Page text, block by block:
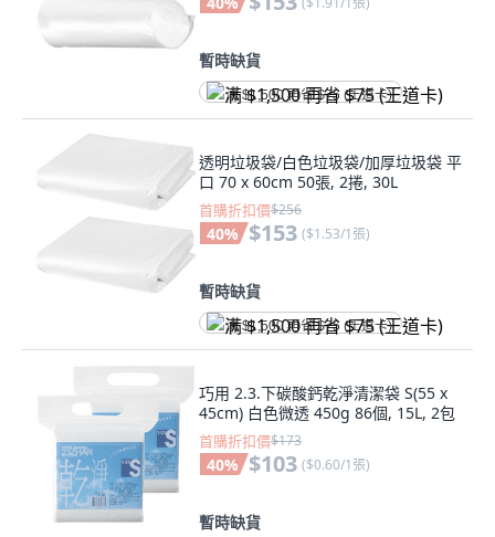
暫時缺貨
满 $1,500 再省 $75 (王道卡)
透明垃圾袋/白色垃圾袋/加厚垃圾袋 平
口 70 x 60cm 50張, 2捲, 30L
首購折扣價$256
40% $153 ($1.53/1張)
暫時缺貨
满 $1,500 再省 $75 (王道卡)
巧用 2.3.下碳酸鈣乾淨清潔袋 S(55 x
45cm) 白色微透 450g 86個, 15L, 2包
首購折扣價$173
40% $103 ($0.60/1張)
暫時缺貨